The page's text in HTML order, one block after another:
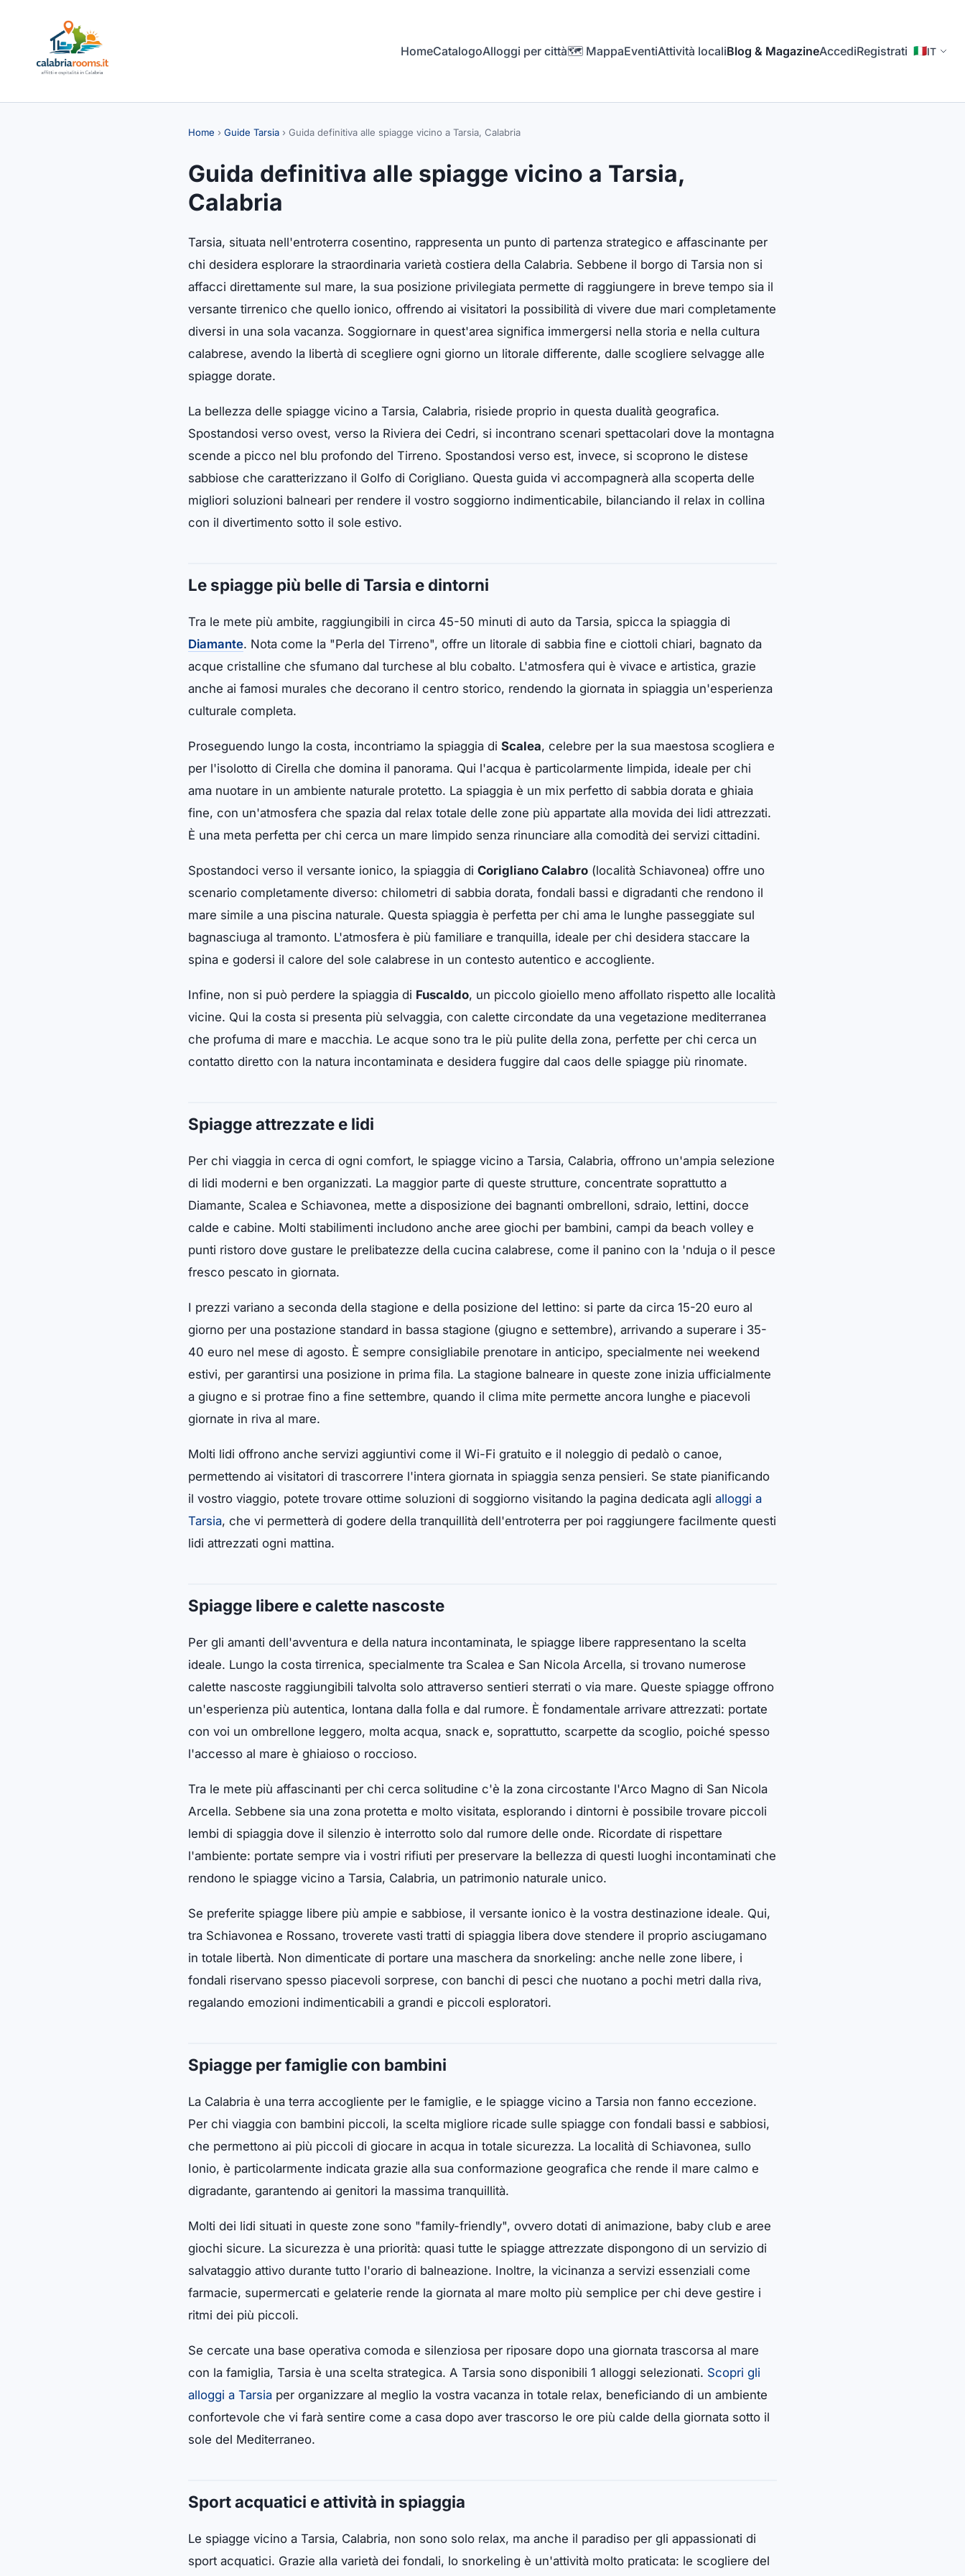
HomeCatalogoAlloggi per città🗺️ MappaEventiAttività localiBlog & MagazineAccediRegistrati 🇮🇹IT
Home › Guide Tarsia › Guida definitiva alle spiagge vicino a Tarsia, Calabria
Guida definitiva alle spiagge vicino a Tarsia,
Calabria
Tarsia, situata nell'entroterra cosentino, rappresenta un punto di partenza strategico e affascinante per
chi desidera esplorare la straordinaria varietà costiera della Calabria. Sebbene il borgo di Tarsia non si
affacci direttamente sul mare, la sua posizione privilegiata permette di raggiungere in breve tempo sia il
versante tirrenico che quello ionico, offrendo ai visitatori la possibilità di vivere due mari completamente
diversi in una sola vacanza. Soggiornare in quest'area significa immergersi nella storia e nella cultura
calabrese, avendo la libertà di scegliere ogni giorno un litorale differente, dalle scogliere selvagge alle
spiagge dorate.
La bellezza delle spiagge vicino a Tarsia, Calabria, risiede proprio in questa dualità geografica.
Spostandosi verso ovest, verso la Riviera dei Cedri, si incontrano scenari spettacolari dove la montagna
scende a picco nel blu profondo del Tirreno. Spostandosi verso est, invece, si scoprono le distese
sabbiose che caratterizzano il Golfo di Corigliano. Questa guida vi accompagnerà alla scoperta delle
migliori soluzioni balneari per rendere il vostro soggiorno indimenticabile, bilanciando il relax in collina
con il divertimento sotto il sole estivo.
Le spiagge più belle di Tarsia e dintorni
Tra le mete più ambite, raggiungibili in circa 45-50 minuti di auto da Tarsia, spicca la spiaggia di
Diamante. Nota come la "Perla del Tirreno", offre un litorale di sabbia fine e ciottoli chiari, bagnato da
acque cristalline che sfumano dal turchese al blu cobalto. L'atmosfera qui è vivace e artistica, grazie
anche ai famosi murales che decorano il centro storico, rendendo la giornata in spiaggia un'esperienza
culturale completa.
Proseguendo lungo la costa, incontriamo la spiaggia di Scalea, celebre per la sua maestosa scogliera e
per l'isolotto di Cirella che domina il panorama. Qui l'acqua è particolarmente limpida, ideale per chi
ama nuotare in un ambiente naturale protetto. La spiaggia è un mix perfetto di sabbia dorata e ghiaia
fine, con un'atmosfera che spazia dal relax totale delle zone più appartate alla movida dei lidi attrezzati.
È una meta perfetta per chi cerca un mare limpido senza rinunciare alla comodità dei servizi cittadini.
Spostandoci verso il versante ionico, la spiaggia di Corigliano Calabro (località Schiavonea) offre uno
scenario completamente diverso: chilometri di sabbia dorata, fondali bassi e digradanti che rendono il
mare simile a una piscina naturale. Questa spiaggia è perfetta per chi ama le lunghe passeggiate sul
bagnasciuga al tramonto. L'atmosfera è più familiare e tranquilla, ideale per chi desidera staccare la
spina e godersi il calore del sole calabrese in un contesto autentico e accogliente.
Infine, non si può perdere la spiaggia di Fuscaldo, un piccolo gioiello meno affollato rispetto alle località
vicine. Qui la costa si presenta più selvaggia, con calette circondate da una vegetazione mediterranea
che profuma di mare e macchia. Le acque sono tra le più pulite della zona, perfette per chi cerca un
contatto diretto con la natura incontaminata e desidera fuggire dal caos delle spiagge più rinomate.
Spiagge attrezzate e lidi
Per chi viaggia in cerca di ogni comfort, le spiagge vicino a Tarsia, Calabria, offrono un'ampia selezione
di lidi moderni e ben organizzati. La maggior parte di queste strutture, concentrate soprattutto a
Diamante, Scalea e Schiavonea, mette a disposizione dei bagnanti ombrelloni, sdraio, lettini, docce
calde e cabine. Molti stabilimenti includono anche aree giochi per bambini, campi da beach volley e
punti ristoro dove gustare le prelibatezze della cucina calabrese, come il panino con la 'nduja o il pesce
fresco pescato in giornata.
I prezzi variano a seconda della stagione e della posizione del lettino: si parte da circa 15-20 euro al
giorno per una postazione standard in bassa stagione (giugno e settembre), arrivando a superare i 35-
40 euro nel mese di agosto. È sempre consigliabile prenotare in anticipo, specialmente nei weekend
estivi, per garantirsi una posizione in prima fila. La stagione balneare in queste zone inizia ufficialmente
a giugno e si protrae fino a fine settembre, quando il clima mite permette ancora lunghe e piacevoli
giornate in riva al mare.
Molti lidi offrono anche servizi aggiuntivi come il Wi-Fi gratuito e il noleggio di pedalò o canoe,
permettendo ai visitatori di trascorrere l'intera giornata in spiaggia senza pensieri. Se state pianificando
il vostro viaggio, potete trovare ottime soluzioni di soggiorno visitando la pagina dedicata agli alloggi a
Tarsia, che vi permetterà di godere della tranquillità dell'entroterra per poi raggiungere facilmente questi
lidi attrezzati ogni mattina.
Spiagge libere e calette nascoste
Per gli amanti dell'avventura e della natura incontaminata, le spiagge libere rappresentano la scelta
ideale. Lungo la costa tirrenica, specialmente tra Scalea e San Nicola Arcella, si trovano numerose
calette nascoste raggiungibili talvolta solo attraverso sentieri sterrati o via mare. Queste spiagge offrono
un'esperienza più autentica, lontana dalla folla e dal rumore. È fondamentale arrivare attrezzati: portate
con voi un ombrellone leggero, molta acqua, snack e, soprattutto, scarpette da scoglio, poiché spesso
l'accesso al mare è ghiaioso o roccioso.
Tra le mete più affascinanti per chi cerca solitudine c'è la zona circostante l'Arco Magno di San Nicola
Arcella. Sebbene sia una zona protetta e molto visitata, esplorando i dintorni è possibile trovare piccoli
lembi di spiaggia dove il silenzio è interrotto solo dal rumore delle onde. Ricordate di rispettare
l'ambiente: portate sempre via i vostri rifiuti per preservare la bellezza di questi luoghi incontaminati che
rendono le spiagge vicino a Tarsia, Calabria, un patrimonio naturale unico.
Se preferite spiagge libere più ampie e sabbiose, il versante ionico è la vostra destinazione ideale. Qui,
tra Schiavonea e Rossano, troverete vasti tratti di spiaggia libera dove stendere il proprio asciugamano
in totale libertà. Non dimenticate di portare una maschera da snorkeling: anche nelle zone libere, i
fondali riservano spesso piacevoli sorprese, con banchi di pesci che nuotano a pochi metri dalla riva,
regalando emozioni indimenticabili a grandi e piccoli esploratori.
Spiagge per famiglie con bambini
La Calabria è una terra accogliente per le famiglie, e le spiagge vicino a Tarsia non fanno eccezione.
Per chi viaggia con bambini piccoli, la scelta migliore ricade sulle spiagge con fondali bassi e sabbiosi,
che permettono ai più piccoli di giocare in acqua in totale sicurezza. La località di Schiavonea, sullo
Ionio, è particolarmente indicata grazie alla sua conformazione geografica che rende il mare calmo e
digradante, garantendo ai genitori la massima tranquillità.
Molti dei lidi situati in queste zone sono "family-friendly", ovvero dotati di animazione, baby club e aree
giochi sicure. La sicurezza è una priorità: quasi tutte le spiagge attrezzate dispongono di un servizio di
salvataggio attivo durante tutto l'orario di balneazione. Inoltre, la vicinanza a servizi essenziali come
farmacie, supermercati e gelaterie rende la giornata al mare molto più semplice per chi deve gestire i
ritmi dei più piccoli.
Se cercate una base operativa comoda e silenziosa per riposare dopo una giornata trascorsa al mare
con la famiglia, Tarsia è una scelta strategica. A Tarsia sono disponibili 1 alloggi selezionati. Scopri gli
alloggi a Tarsia per organizzare al meglio la vostra vacanza in totale relax, beneficiando di un ambiente
confortevole che vi farà sentire come a casa dopo aver trascorso le ore più calde della giornata sotto il
sole del Mediterraneo.
Sport acquatici e attività in spiaggia
Le spiagge vicino a Tarsia, Calabria, non sono solo relax, ma anche il paradiso per gli appassionati di
sport acquatici. Grazie alla varietà dei fondali, lo snorkeling è un'attività molto praticata: le scogliere del